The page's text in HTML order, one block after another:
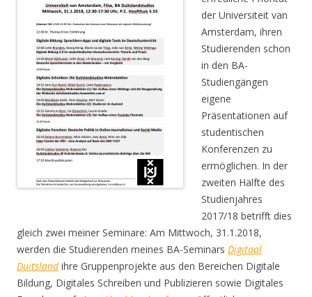
der Universiteit van
Amsterdam, ihren
Studierenden schon
in den BA-
Studiengängen
eigene
Präsentationen auf
studentischen
Konferenzen zu
ermöglichen. In der
zweiten Hälfte des
Studienjahres
2017/18 betrifft dies
gleich zwei meiner Seminare: Am Mittwoch, 31.1.2018,
werden die Studierenden meines BA-Seminars Digitaal
Duitslandihre Gruppenprojekte aus den Bereichen Digitale
Bildung, Digitales Schreiben und Publizieren sowie Digitales